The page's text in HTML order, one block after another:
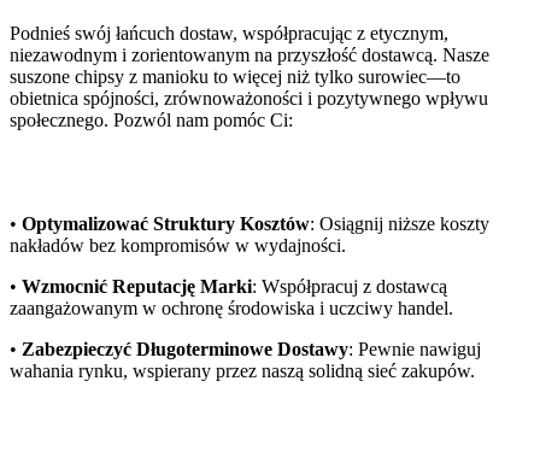
Podnieś swój łańcuch dostaw, współpracując z etycznym,
niezawodnym i zorientowanym na przyszłość dostawcą. Nasze
suszone chipsy z manioku to więcej niż tylko surowiec—to
obietnica spójności, zrównoważoności i pozytywnego wpływu
społecznego. Pozwól nam pomóc Ci:
• Optymalizować Struktury Kosztów: Osiągnij niższe koszty
nakładów bez kompromisów w wydajności.
• Wzmocnić Reputację Marki: Współpracuj z dostawcą
zaangażowanym w ochronę środowiska i uczciwy handel.
• Zabezpieczyć Długoterminowe Dostawy: Pewnie nawiguj
wahania rynku, wspierany przez naszą solidną sieć zakupów.